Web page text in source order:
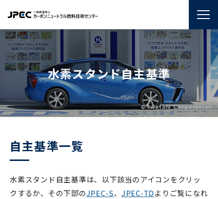
水素スタンド自主基準
© Iwatani Corporation
自主基準一覧
水素スタンド自主基準は、以下該当のアイコンをクリッ
クするか、その下部のJPEC-S、 JPEC-TDよりご覧になれ